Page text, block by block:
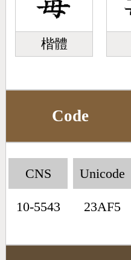
楷體
Code
CNS
10-5543
Unicode
23AF5